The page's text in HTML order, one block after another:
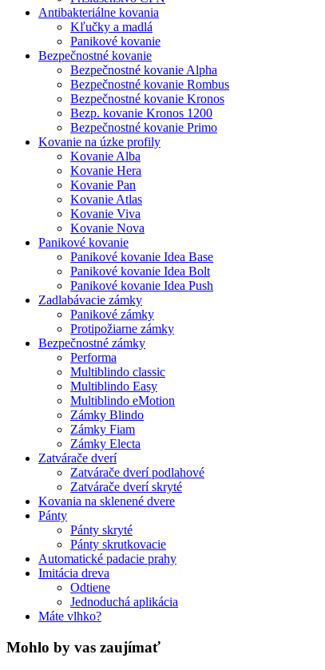
Antibakteriálne kovania
Kľučky a madlá
Panikové kovanie
Bezpečnostné kovanie
Bezpečnostné kovanie Alpha
Bezpečnostné kovanie Rombus
Bezpečnostné kovanie Kronos
Bezp. kovanie Kronos 1200
Bezpečnostné kovanie Primo
Kovanie na úzke profily
Kovanie Alba
Kovanie Hera
Kovanie Pan
Kovanie Atlas
Kovanie Viva
Kovanie Nova
Panikové kovanie
Panikové kovanie Idea Base
Panikové kovanie Idea Bolt
Panikové kovanie Idea Push
Zadlabávacie zámky
Panikové zámky
Protipožiarne zámky
Bezpečnostné zámky
Performa
Multiblindo classic
Multiblindo Easy
Multiblindo eMotion
Zámky Blindo
Zámky Fiam
Zámky Electa
Zatvárače dverí
Zatvárače dverí podlahové
Zatvárače dverí skryté
Kovania na sklenené dvere
Pánty
Pánty skryté
Pánty skrutkovacie
Automatické padacie prahy
Imitácia dreva
Odtiene
Jednoduchá aplikácia
Máte vlhko?
Mohlo by vas zaujímať